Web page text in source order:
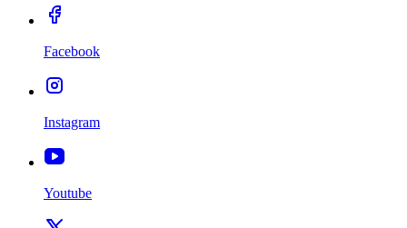
Facebook
Instagram
Youtube